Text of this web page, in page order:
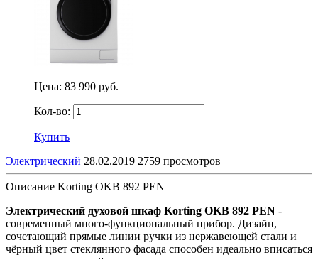
Цена: 83 990 руб.
Кол-во:
Купить
Электрический 28.02.2019 2759 просмотров
Описание Korting OKB 892 PEN
Электрический духовой шкаф Korting OKB 892 PEN -
современный много-функциональный прибор. Дизайн,
сочетающий прямые линии ручки из нержавеющей стали и
чёрный цвет стеклянного фасада способен идеально вписаться